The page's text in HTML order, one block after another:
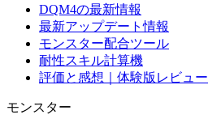
DQM4の最新情報
最新アップデート情報
モンスター配合ツール
耐性スキル計算機
評価と感想｜体験版レビュー
モンスター